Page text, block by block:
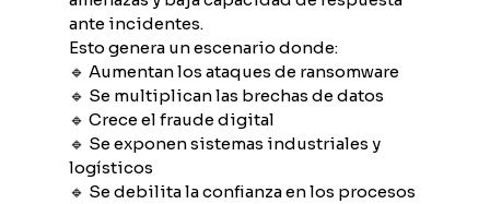
ante incidentes.
Esto genera un escenario donde:
🔹 Aumentan los ataques de ransomware
🔹 Se multiplican las brechas de datos
🔹 Crece el fraude digital
🔹 Se exponen sistemas industriales y
logísticos
🔹 Se debilita la confianza en los procesos